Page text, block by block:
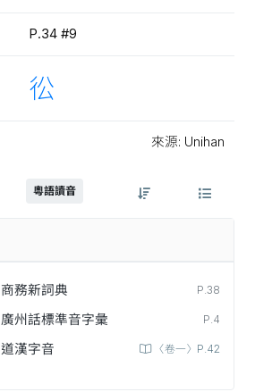
P.34 #9
彸
來源: Unihan
粵語讀音
商務新詞典 P.38
廣州話標準音字彙 P.4
道漢字音 〈卷一〉P.42